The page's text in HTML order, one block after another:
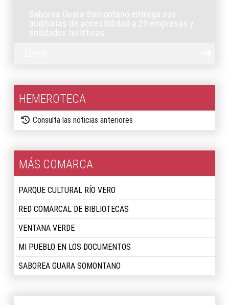
Saborea Guara Somontano entrega sus
auditorías de accesibilidad a 25 empresas y
entidades turísticas
HEMEROTECA
Consulta las noticias anteriores
MÁS COMARCA
PARQUE CULTURAL RÍO VERO
RED COMARCAL DE BIBLIOTECAS
VENTANA VERDE
MI PUEBLO EN LOS DOCUMENTOS
SABOREA GUARA SOMONTANO